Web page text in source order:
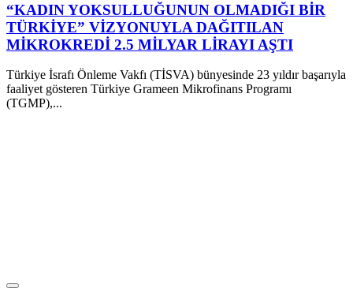
“KADIN YOKSULLUĞUNUN OLMADIĞI BİR
TÜRKİYE” VİZYONUYLA DAĞITILAN
MİKROKREDİ 2.5 MİLYAR LİRAYI AŞTI
Türkiye İsrafı Önleme Vakfı (TİSVA) bünyesinde 23 yıldır başarıyla
faaliyet gösteren Türkiye Grameen Mikrofinans Programı
(TGMP),...